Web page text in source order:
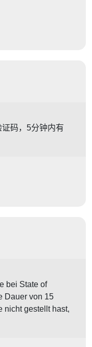
证码，5分钟内有
bei State of
Dauer von 15
nicht gestellt hast,